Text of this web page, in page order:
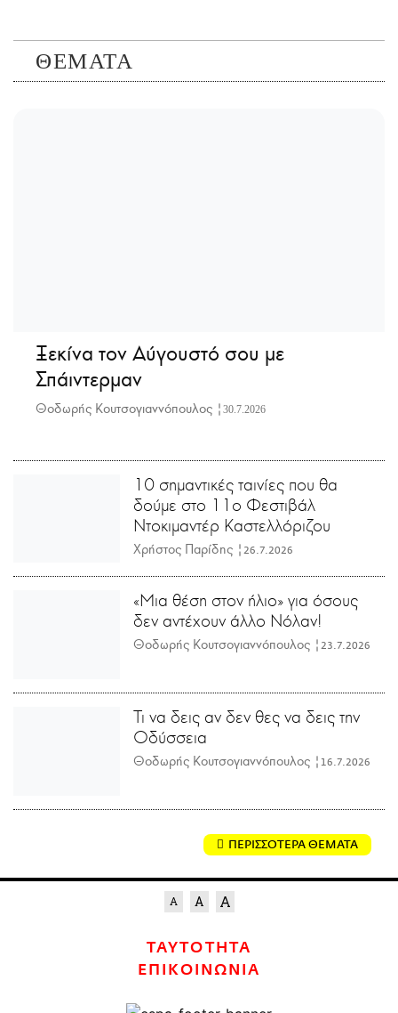
ΘΕΜΑΤΑ
Ξεκίνα τον Αύγουστό σου με
Σπάιντερμαν
Θοδωρής Κουτσογιαννόπουλος | 30.7.2026
10 σημαντικές ταινίες που θα
δούμε στο 11ο Φεστιβάλ
Ντοκιμαντέρ Καστελλόριζου
Χρήστος Παρίδης | 26.7.2026
«Μια θέση στον ήλιο» για όσους
δεν αντέχουν άλλο Νόλαν!
Θοδωρής Κουτσογιαννόπουλος | 23.7.2026
Τι να δεις αν δεν θες να δεις την
Οδύσσεια
Θοδωρής Κουτσογιαννόπουλος | 16.7.2026
ΠΕΡΙΣΣΟΤΕΡΑ ΘΕΜΑΤΑ
ΤΑΥΤΟΤΗΤΑ
ΕΠΙΚΟΙΝΩΝΙΑ